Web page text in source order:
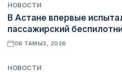
НОВОСТИ
В Астане впервые
пассажирский
06 ТАМЫЗ, 2026
НОВОСТИ